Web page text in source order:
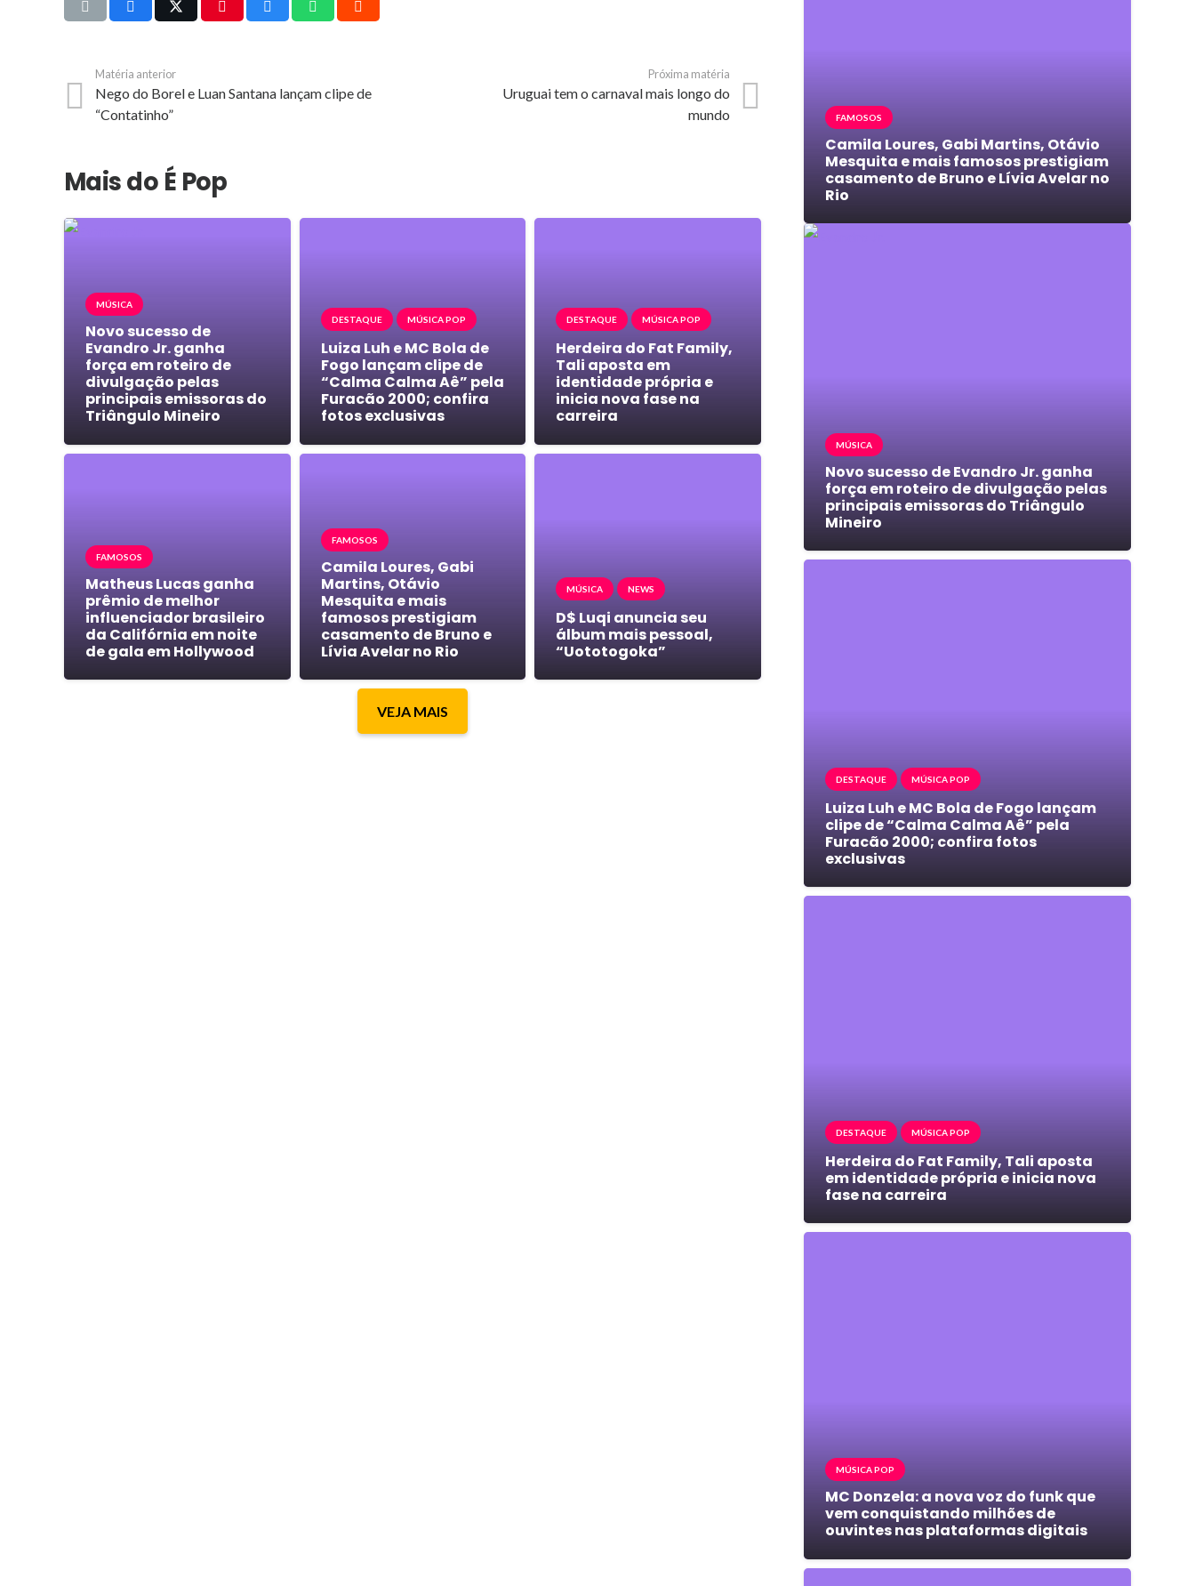
Matéria anterior
Nego do Borel e Luan Santana lançam clipe de
“Contatinho”
Próxima matéria
Uruguai tem o carnaval mais longo do
mundo
Mais do É Pop
MÚSICA
Novo sucesso de
Evandro Jr. ganha
força em roteiro de
divulgação pelas
principais emissoras do
Triângulo Mineiro
DESTAQUE MÚSICA POP
Luiza Luh e MC Bola de
Fogo lançam clipe de
“Calma Calma Aê” pela
Furacão 2000; confira
fotos exclusivas
DESTAQUE MÚSICA POP
Herdeira do Fat Family,
Tali aposta em
identidade própria e
inicia nova fase na
carreira
FAMOSOS
Matheus Lucas ganha
prêmio de melhor
influenciador brasileiro
da Califórnia em noite
de gala em Hollywood
FAMOSOS
Camila Loures, Gabi
Martins, Otávio
Mesquita e mais
famosos prestigiam
casamento de Bruno e
Lívia Avelar no Rio
MÚSICA NEWS
D$ Luqi anuncia seu
álbum mais pessoal,
“Uototogoka”
VEJA MAIS
FAMOSOS
Camila Loures, Gabi Martins, Otávio
Mesquita e mais famosos prestigiam
casamento de Bruno e Lívia Avelar no
Rio
MÚSICA
Novo sucesso de Evandro Jr. ganha
força em roteiro de divulgação pelas
principais emissoras do Triângulo
Mineiro
DESTAQUE MÚSICA POP
Luiza Luh e MC Bola de Fogo lançam
clipe de “Calma Calma Aê” pela
Furacão 2000; confira fotos
exclusivas
DESTAQUE MÚSICA POP
Herdeira do Fat Family, Tali aposta
em identidade própria e inicia nova
fase na carreira
MÚSICA POP
MC Donzela: a nova voz do funk que
vem conquistando milhões de
ouvintes nas plataformas digitais